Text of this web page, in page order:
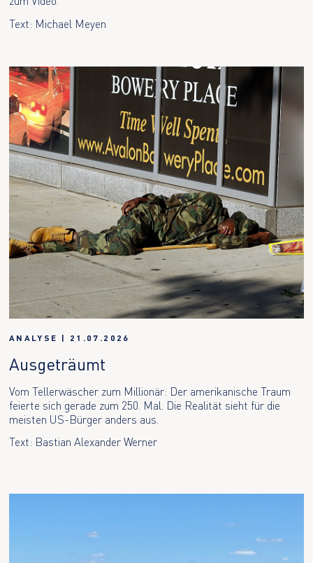
Text: Michael Meyen
ANALYSE | 21.07.2026
Ausgeträumt
Vom Tellerwäscher zum Millionär: Der amerikanische Traum
feierte sich gerade zum 250. Mal. Die Realität sieht für die
meisten US-Bürger anders aus.
Text: Bastian Alexander Werner